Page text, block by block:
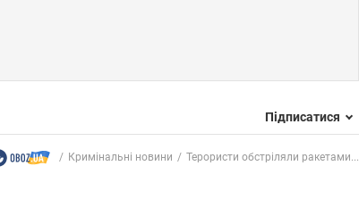
Підписатися
Кримінальні новини Терористи обстріляли ракетами...